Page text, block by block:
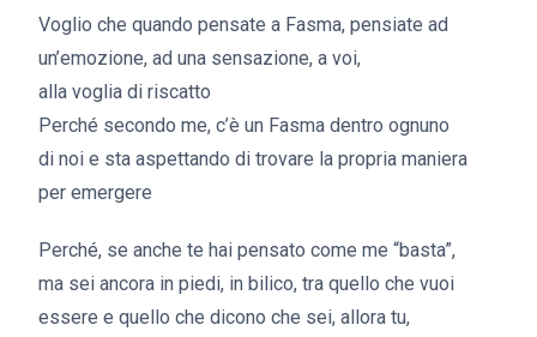
Voglio che quando pensate a Fasma, pensiate ad
un’emozione, ad una sensazione, a voi,
alla voglia di riscatto
Perché secondo me, c’è un Fasma dentro ognuno
di noi e sta aspettando di trovare la propria maniera
per emergere
Perché, se anche te hai pensato come me “basta”,
ma sei ancora in piedi, in bilico, tra quello che vuoi
essere e quello che dicono che sei, allora tu,